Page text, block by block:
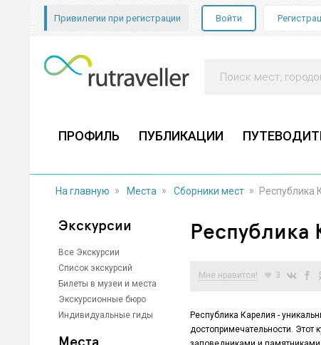
Привилегии при регистрации Войти
ПРОФИЛЬ ПУБЛИКАЦИИ
На главную » Места » Сборники мест » Республика
Экскурсии
Все Экскурсии
Список экскурсий
Билеты в музеи и места
Экскурсионные бюро
Индивидуальные гиды
Республика
Мне нравится! 3
Республика Карелия -
достопримечательности.